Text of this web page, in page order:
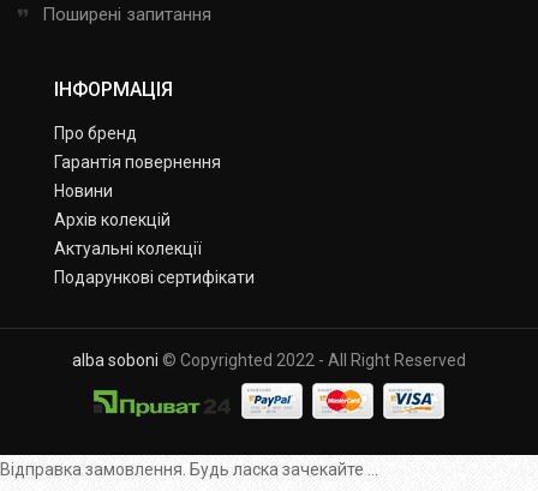
Поширені запитання
ІНФОРМАЦІЯ
Про бренд
Гарантія повернення
Новини
Архів колекцій
Актуальні колекції
Подарункові сертифікати
alba soboni © Copyrighted 2022 - All Right Reserved
Відправка замовлення. Будь ласка зачекайте ...